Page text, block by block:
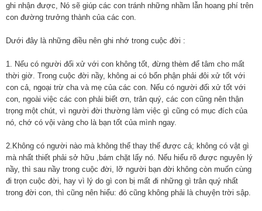
ghi nhận được, Nó sẽ giúp các con tránh những nhầm lẫn hoang phí trên
con đường trưởng thành của các con.
Dưới đây là những điều nên ghi nhớ trong cuộc đời :
1. Nếu có người đối xử với con không tốt, đừng thèm để tâm cho mất
thời giờ. Trong cuộc đời nầy, không ai có bổn phận phải đôi xử tốt với
con cả, ngoại trừ cha và mẹ của các con. Nếu có người đối xử tốt với
con, ngoài việc các con phải biết ơn, trân quý, các con cũng nên thận
trọng một chút, vì người đời thường làm việc gì cũng có mục đích của
nó, chớ có vội vàng cho là bạn tốt của mình ngay.
2.Không có người nào mà không thể thay thế được cả; không có vật gì
mà nhất thiết phải sở hữu ,bám chặt lấy nó. Nếu hiểu rõ được nguyên lý
nầy, thì sau nầy trong cuộc đời, lỡ người bạn đời không còn muốn cùng
đi trọn cuộc đời, hay vì lý do gì con bị mất đi những gì trân quý nhất
trong đời con, thì cũng nên hiểu: đó cũng không phải là chuyện trời sập.